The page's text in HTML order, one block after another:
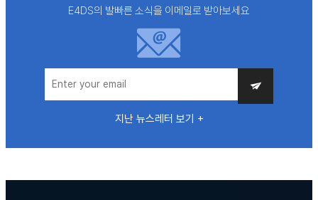
E4DS의 발빠른 소식을 이메일로 받아보세요
지난 뉴스레터 보기 +